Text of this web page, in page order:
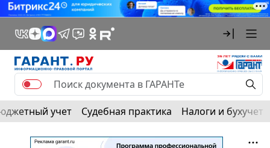
учет Судебная практика Налоги и бухучет